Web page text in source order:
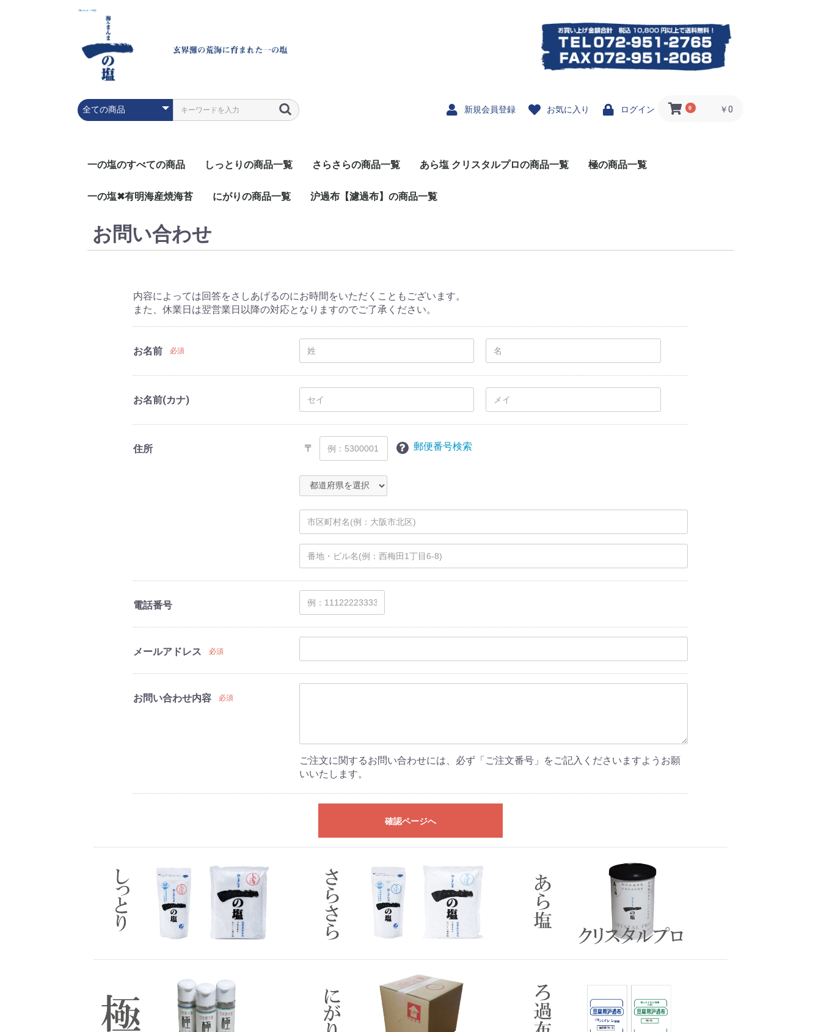
【海んまんま 一の塩]】
新規会員登録 お気に入り ログイン 0 ￥0
一の塩のすべての商品 しっとりの商品一覧 さらさらの商品一覧 あら塩 クリスタルプロの商品一覧 極の商品一覧
一の塩✖有明海産焼海苔 にがりの商品一覧 沪過布【濾過布】の商品一覧
お問い合わせ
内容によっては回答をさしあげるのにお時間をいただくこともございます。
また、休業日は翌営業日以降の対応となりますのでご了承ください。
お名前 必須
お名前(カナ)
住所 〒 郵便番号検索
電話番号
メールアドレス 必須
お問い合わせ内容 必須
ご注文に関するお問い合わせには、必ず「ご注文番号」をご記入くださいますようお願
いいたします。
確認ページへ